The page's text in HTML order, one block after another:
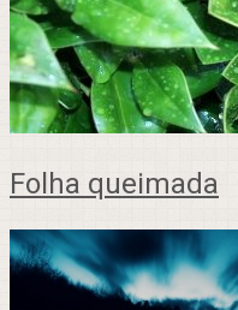
Folha queimada